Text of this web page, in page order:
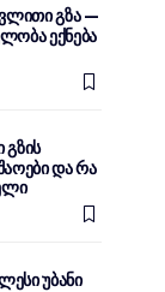
გზა —
ექნება
და რა
უბანი